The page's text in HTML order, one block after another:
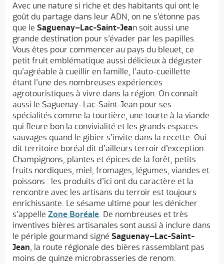
Avec une nature si riche et des habitants qui ont le
goût du partage dans leur ADN, on ne s’étonne pas
que le Saguenay–Lac-Saint-Jean soit aussi une
grande destination pour s’évader par les papilles.
Vous êtes pour commencer au pays du bleuet, ce
petit fruit emblématique aussi délicieux à déguster
qu’agréable à cueillir en famille, l’auto-cueillette
étant l’une des nombreuses expériences
agrotouristiques à vivre dans la région. On connaît
aussi le Saguenay–Lac-Saint-Jean pour ses
spécialités comme la tourtière, une tourte à la viande
qui fleure bon la convivialité et les grands espaces
sauvages quand le gibier s’invite dans la recette. Qui
dit territoire boréal dit d’ailleurs terroir d’exception.
Champignons, plantes et épices de la forêt, petits
fruits nordiques, miel, fromages, légumes, viandes et
poissons : les produits d’ici ont du caractère et la
rencontre avec les artisans du terroir est toujours
enrichissante. Le sésame ultime pour les dénicher
s’appelle Zone Boréale. De nombreuses et très
inventives bières artisanales sont aussi à inclure dans
le périple gourmand signé Saguenay–Lac-Saint-
Jean, la route régionale des bières rassemblant pas
moins de quinze microbrasseries de renom.